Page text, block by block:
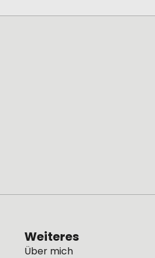
Weiteres
Über mich